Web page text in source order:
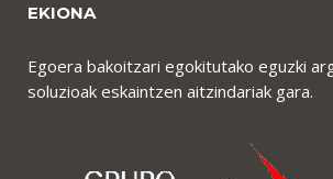
EKIONA
Egoera bakoitzari egokitutako eguzki
soluzioak eskaintzen aitzindariak gara.